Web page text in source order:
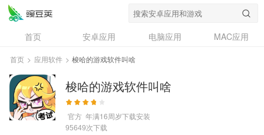
梭哈的游戏软件叫啥
首页 安卓应用 电脑应用
MAC应用
资讯
专题
问答
首页 > 应用软件 > 梭哈的游戏软件叫啥
梭哈的游戏软件叫啥
官方 年满16周岁下载安装
95649次下载